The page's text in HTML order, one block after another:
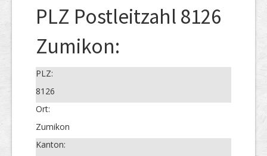
PLZ Postleitzahl 8126
Zumikon:
PLZ:
8126
Ort:
Zumikon
Kanton: